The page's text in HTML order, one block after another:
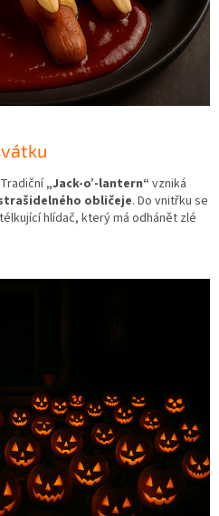
Tradiční„Jack-o’-lantern“ vzniká
obličeje. Do vnitřku se
hlídač, který má odhánět zlé